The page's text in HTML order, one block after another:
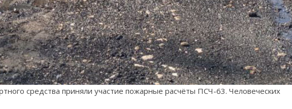
средства приняли участие пожарные расчёты ПСЧ-63. Человеческих